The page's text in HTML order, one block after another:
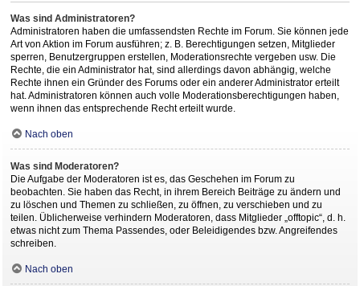
Was sind Administratoren?
Administratoren haben die umfassendsten Rechte im Forum. Sie können jede
Art von Aktion im Forum ausführen; z. B. Berechtigungen setzen, Mitglieder
sperren, Benutzergruppen erstellen, Moderationsrechte vergeben usw. Die
Rechte, die ein Administrator hat, sind allerdings davon abhängig, welche
Rechte ihnen ein Gründer des Forums oder ein anderer Administrator erteilt
hat. Administratoren können auch volle Moderationsberechtigungen haben,
wenn ihnen das entsprechende Recht erteilt wurde.
Nach oben
Was sind Moderatoren?
Die Aufgabe der Moderatoren ist es, das Geschehen im Forum zu
beobachten. Sie haben das Recht, in ihrem Bereich Beiträge zu ändern und
zu löschen und Themen zu schließen, zu öffnen, zu verschieben und zu
teilen. Üblicherweise verhindern Moderatoren, dass Mitglieder „offtopic“, d. h.
etwas nicht zum Thema Passendes, oder Beleidigendes bzw. Angreifendes
schreiben.
Nach oben